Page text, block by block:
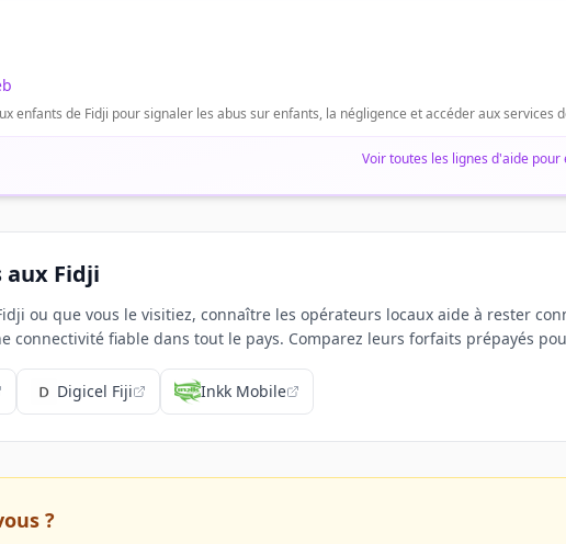
enfants de Fidji pour signaler les abus sur enfants, la négligence et accéder aux services
Voir toutes les lignes d'aide pour
aux Fidji
ou que vous le visitiez, connaître les opérateurs locaux aide à rester
connectivité fiable dans tout le pays. Comparez leurs forfaits prépayés
Digicel Fiji Inkk Mobile
?